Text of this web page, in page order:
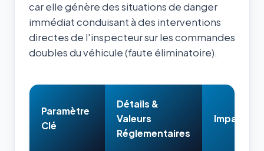
car elle génère des situations de danger
immédiat conduisant à des interventions
directes de l'inspecteur sur les commandes
doubles du véhicule (faute éliminatoire).
Paramètre
Clé
Détails &
Valeurs
Réglementaires
Impact &